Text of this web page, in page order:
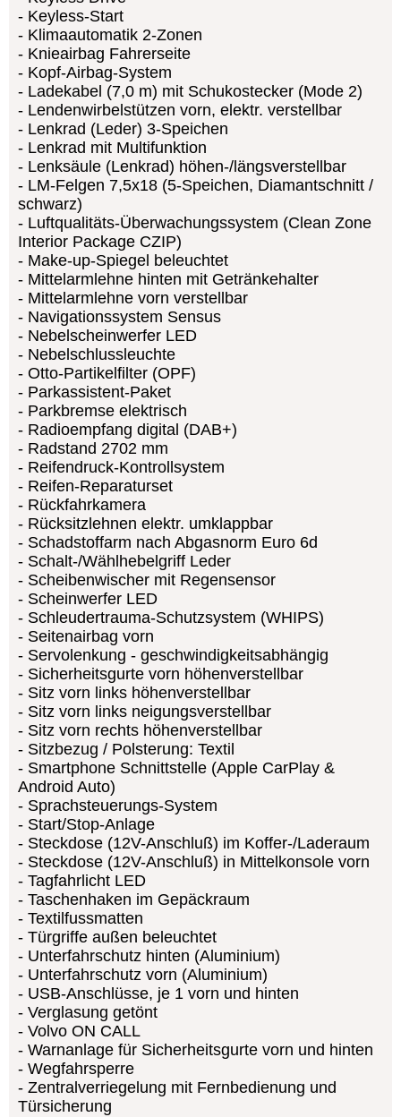
Keyless-Start
Klimaautomatik 2-Zonen
Knieairbag Fahrerseite
Kopf-Airbag-System
Ladekabel (7,0 m) mit Schukostecker (Mode 2)
Lendenwirbelstützen vorn, elektr. verstellbar
Lenkrad (Leder) 3-Speichen
Lenkrad mit Multifunktion
Lenksäule (Lenkrad) höhen-/längsverstellbar
LM-Felgen 7,5x18 (5-Speichen, Diamantschnitt /
schwarz)
Luftqualitäts-Überwachungssystem (Clean Zone
Interior Package CZIP)
Make-up-Spiegel beleuchtet
Mittelarmlehne hinten mit Getränkehalter
Mittelarmlehne vorn verstellbar
Navigationssystem Sensus
Nebelscheinwerfer LED
Nebelschlussleuchte
Otto-Partikelfilter (OPF)
Parkassistent-Paket
Parkbremse elektrisch
Radioempfang digital (DAB+)
Radstand 2702 mm
Reifendruck-Kontrollsystem
Reifen-Reparaturset
Rückfahrkamera
Rücksitzlehnen elektr. umklappbar
Schadstoffarm nach Abgasnorm Euro 6d
Schalt-/Wählhebelgriff Leder
Scheibenwischer mit Regensensor
Scheinwerfer LED
Schleudertrauma-Schutzsystem (WHIPS)
Seitenairbag vorn
Servolenkung - geschwindigkeitsabhängig
Sicherheitsgurte vorn höhenverstellbar
Sitz vorn links höhenverstellbar
Sitz vorn links neigungsverstellbar
Sitz vorn rechts höhenverstellbar
Sitzbezug / Polsterung: Textil
Smartphone Schnittstelle (Apple CarPlay &
Android Auto)
Sprachsteuerungs-System
Start/Stop-Anlage
Steckdose (12V-Anschluß) im Koffer-/Laderaum
Steckdose (12V-Anschluß) in Mittelkonsole vorn
Tagfahrlicht LED
Taschenhaken im Gepäckraum
Textilfussmatten
Türgriffe außen beleuchtet
Unterfahrschutz hinten (Aluminium)
Unterfahrschutz vorn (Aluminium)
USB-Anschlüsse, je 1 vorn und hinten
Verglasung getönt
Volvo ON CALL
Warnanlage für Sicherheitsgurte vorn und hinten
Wegfahrsperre
Zentralverriegelung mit Fernbedienung und
Türsicherung